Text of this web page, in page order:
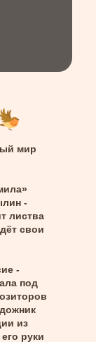
мир
-
листва
свои
-
под
из
руки